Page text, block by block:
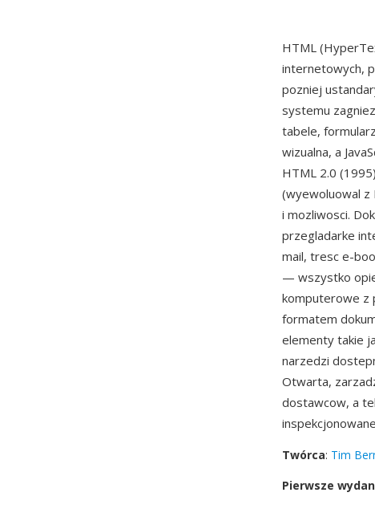
HTML
internetowych,
pozniej
systemu
tabele,
wizualna, a
HTML 2.0
(wyewoluowal z
i mozliwosci.
przegladarke
mail, tresc e-
— wszystko
komputerowe z
formatem
elementy takie
narzedzi
Otwarta,
dostawcow, a
Twórca: Tim
Pierwsze